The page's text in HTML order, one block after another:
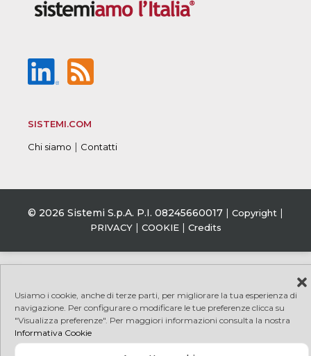
Usiamo i cookie, anche di terze parti, per migliorare la tua esperienza di
navigazione. Per configurare o modificare le tue preferenze clicca su
"Visualizza preferenze". Per maggiori informazioni consulta la nostra
Informativa Cookie
SISTEMI.COM
Chi siamo Contatti
© 2026 Sistemi S.p.A. P.I. 08245660017 Copyright
PRIVACY| COOKIE| Credits